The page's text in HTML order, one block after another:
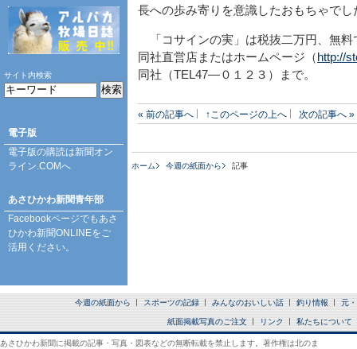
長への歩み寄りを意識したおもちゃで
「コサインの実」は税抜二万円、無料
同社直営店またはホームページ（ http://
同社（TEL47―０１２３）まで。
« 前の記事へ ↑このページの上へ 次の記事へ »
ホーム 今週の紙面から 記事
サイト内検索
電子版
電子版の購読は新聞オン
ライン.COMへ
あさひかわ新聞青年部
Facebookページでもあさ
ひかわ新聞ONLINEをご
活用ください。
今週の紙面から スポーツの記録 みんなのおいしい話 釣り情報 元
紙面掲載写真のご注文 リンク 私たちについて
あさひかわ新聞に掲載の記事・写真・図表などの無断転載を禁止します。著作権は北のま